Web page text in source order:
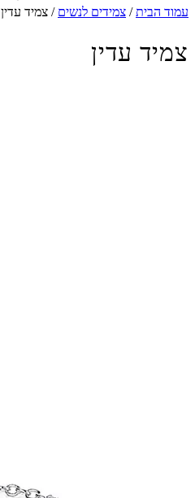
עמוד הבית/ צמידים לנשים / צמיד עדין
צמיד עדין